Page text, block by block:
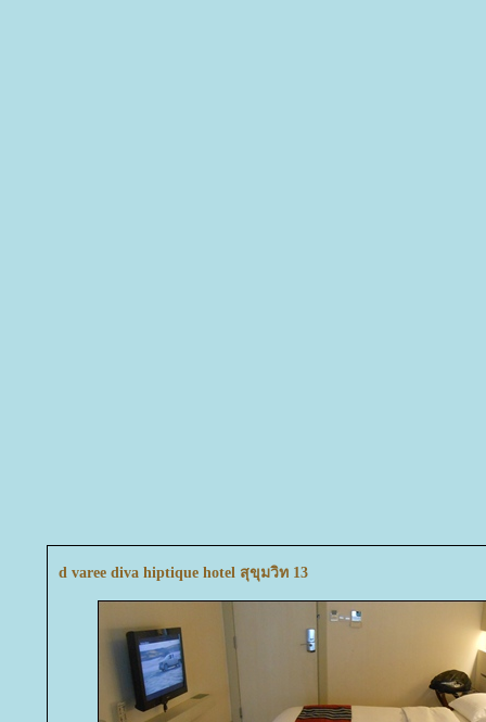
d varee diva hiptique hotel สุขุมวิท 13